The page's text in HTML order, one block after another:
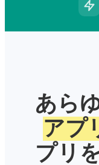
あら
アプ
プリ